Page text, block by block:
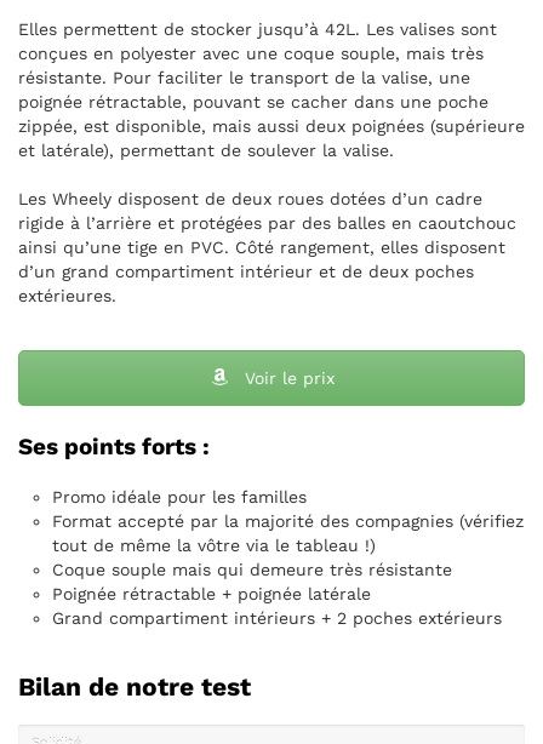
Elles permettent de stocker jusqu’à 42L. Les valises sont
conçues en polyester avec une coque souple, mais très
résistante. Pour faciliter le transport de la valise, une
poignée rétractable, pouvant se cacher dans une poche
zippée, est disponible, mais aussi deux poignées (supérieure
et latérale), permettant de soulever la valise.
Les Wheely disposent de deux roues dotées d’un cadre
rigide à l’arrière et protégées par des balles en caoutchouc
ainsi qu’une tige en PVC. Côté rangement, elles disposent
d’un grand compartiment intérieur et de deux poches
extérieures.
Voir le prix
Ses points forts :
Promo idéale pour les familles
Format accepté par la majorité des compagnies (vérifiez
tout de même la vôtre via le tableau !)
Coque souple mais qui demeure très résistante
Poignée rétractable + poignée latérale
Grand compartiment intérieurs + 2 poches extérieurs
Bilan de notre test